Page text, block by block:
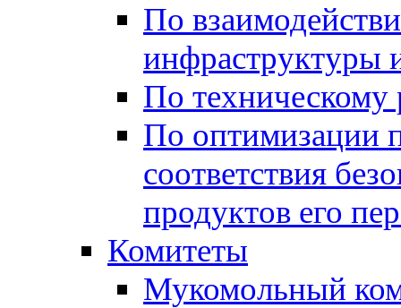
По
инфраструктуры
По техническому
По оптимизации
соответствия
продуктов его
Комитеты
Мукомольный